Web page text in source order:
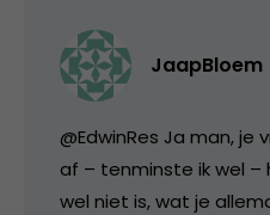
JaapBloem
@EdwinRes Ja man,
af – tenminste ik wel
wel niet is, wat je